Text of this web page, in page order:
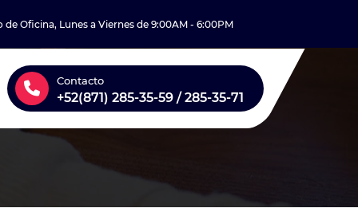
de Oficina, Lunes a Viernes de 9:00AM - 6:00PM
Contacto
+52(871) 285-35-59 / 285-35-71